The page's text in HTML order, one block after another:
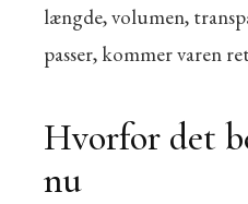
længde, volumen,
passer, kommer varen
Hvorfor det
nu